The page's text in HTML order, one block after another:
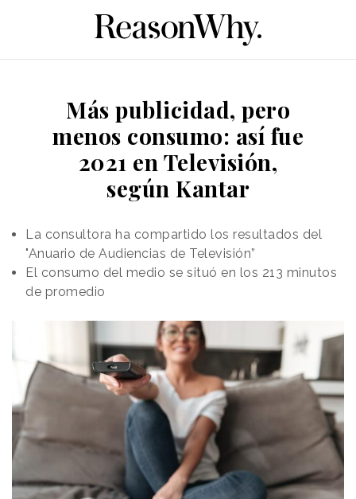
Más publicidad, pero
menos consumo: así fue
2021 en Televisión,
según Kantar
La consultora ha compartido los resultados del
"Anuario de Audiencias de Televisión”
El consumo del medio se situó en los 213 minutos
de promedio